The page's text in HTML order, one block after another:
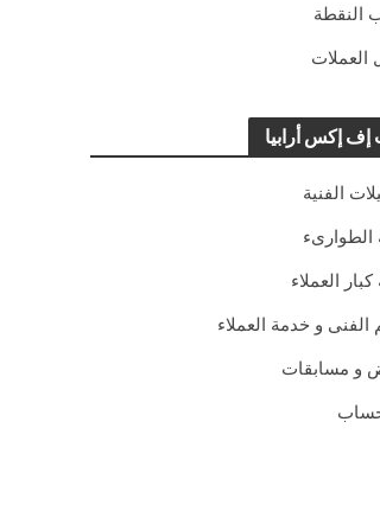
النقطة
العملات
إكس أرابيا
الفنية
العملاء
الفنى و خدمة العملاء
و مسابقات